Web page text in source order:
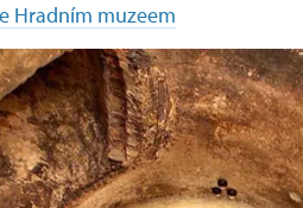
Hradním muzeem